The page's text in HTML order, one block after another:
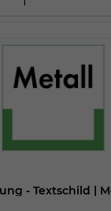
- Textschild |